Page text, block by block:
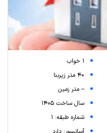
1 خواب
40 متر زیربنا
-- متر زمین
سال ساخت 1405
شماره طبقه: 1